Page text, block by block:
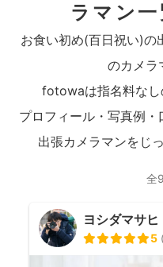
ラマン一
お食い初め(百日祝い)の
のカメラ
fotowaは指名料なし
プロフィール・写真例
出張カメラマンをじ
全
ヨシダマサヒ
5 (